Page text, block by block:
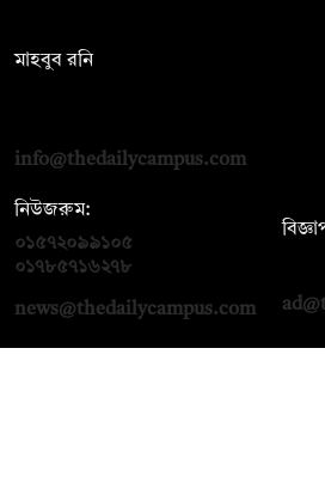
মাহবুব রনি
info@thedailycampus.com
নিউজরুম:
০১৫৭২০৯৯১০৫
০১৭৮৫৭১৬২৭৮
news@thedailycampus.com